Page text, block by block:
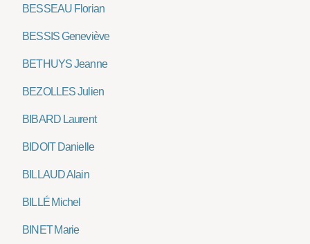
BESSEAU Florian
BESSIS Geneviève
BETHUYS Jeanne
BEZOLLES Julien
BIBARD Laurent
BIDOIT Danielle
BILLAUD Alain
BILLÉ Michel
BINET Marie